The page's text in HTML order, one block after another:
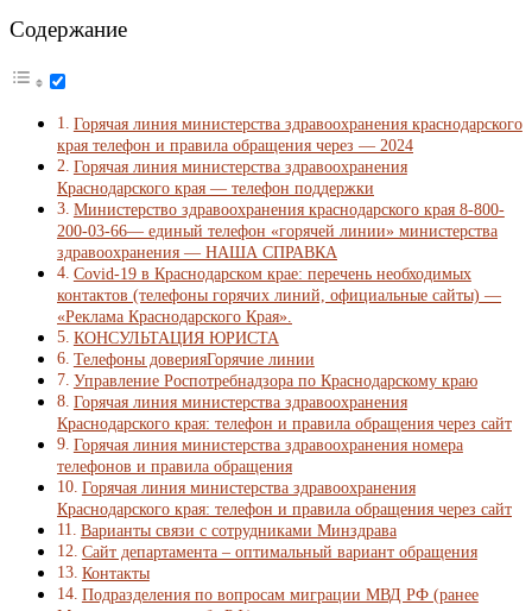
Содержание
Горячая линия министерства здравоохранения краснодарского
края телефон и правила обращения через — 2024
Горячая линия министерства здравоохранения
Краснодарского края — телефон поддержки
Министерство здравоохранения краснодарского края 8-800-
200-03-66— единый телефон «горячей линии» министерства
здравоохранения — НАША СПРАВКА
Covid-19 в Краснодарском крае: перечень необходимых
контактов (телефоны горячих линий, официальные сайты) —
«Реклама Краснодарского Края».
КОНСУЛЬТАЦИЯ ЮРИСТА
Телефоны доверияГорячие линии
Управление Роспотребнадзора по Краснодарскому краю
Горячая линия министерства здравоохранения
Краснодарского края: телефон и правила обращения через сайт
Горячая линия министерства здравоохранения номера
телефонов и правила обращения
Горячая линия министерства здравоохранения
Краснодарского края: телефон и правила обращения через сайт
Варианты связи с сотрудниками Минздрава
Сайт департамента – оптимальный вариант обращения
Контакты
Подразделения по вопросам миграции МВД РФ (ранее